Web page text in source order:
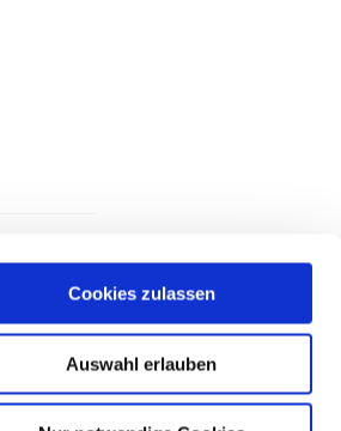
Cookies zulassen
Auswahl erlauben